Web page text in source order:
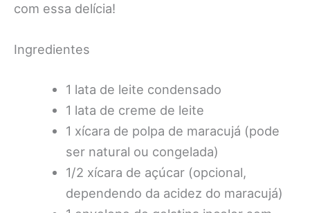
com essa delícia!
Ingredientes
1 lata de leite condensado
1 lata de creme de leite
1 xícara de polpa de maracujá (pode
ser natural ou congelada)
1/2 xícara de açúcar (opcional,
dependendo da acidez do maracujá)